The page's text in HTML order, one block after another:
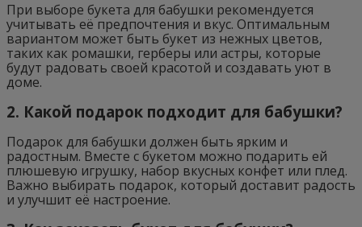
При выборе букета для бабушки рекомендуется
учитывать её предпочтения и вкус. Оптимальным
вариантом может быть букет из нежных цветов,
таких как ромашки, герберы или астры, которые
будут радовать своей красотой и создавать уют в
доме.
2. Какой подарок подходит для бабушки?
Подарок для бабушки должен быть ярким и
радостным. Вместе с букетом можно подарить ей
плюшевую игрушку, набор вкусных конфет или плед.
Важно выбирать подарок, который доставит радость
и улучшит её настроение.